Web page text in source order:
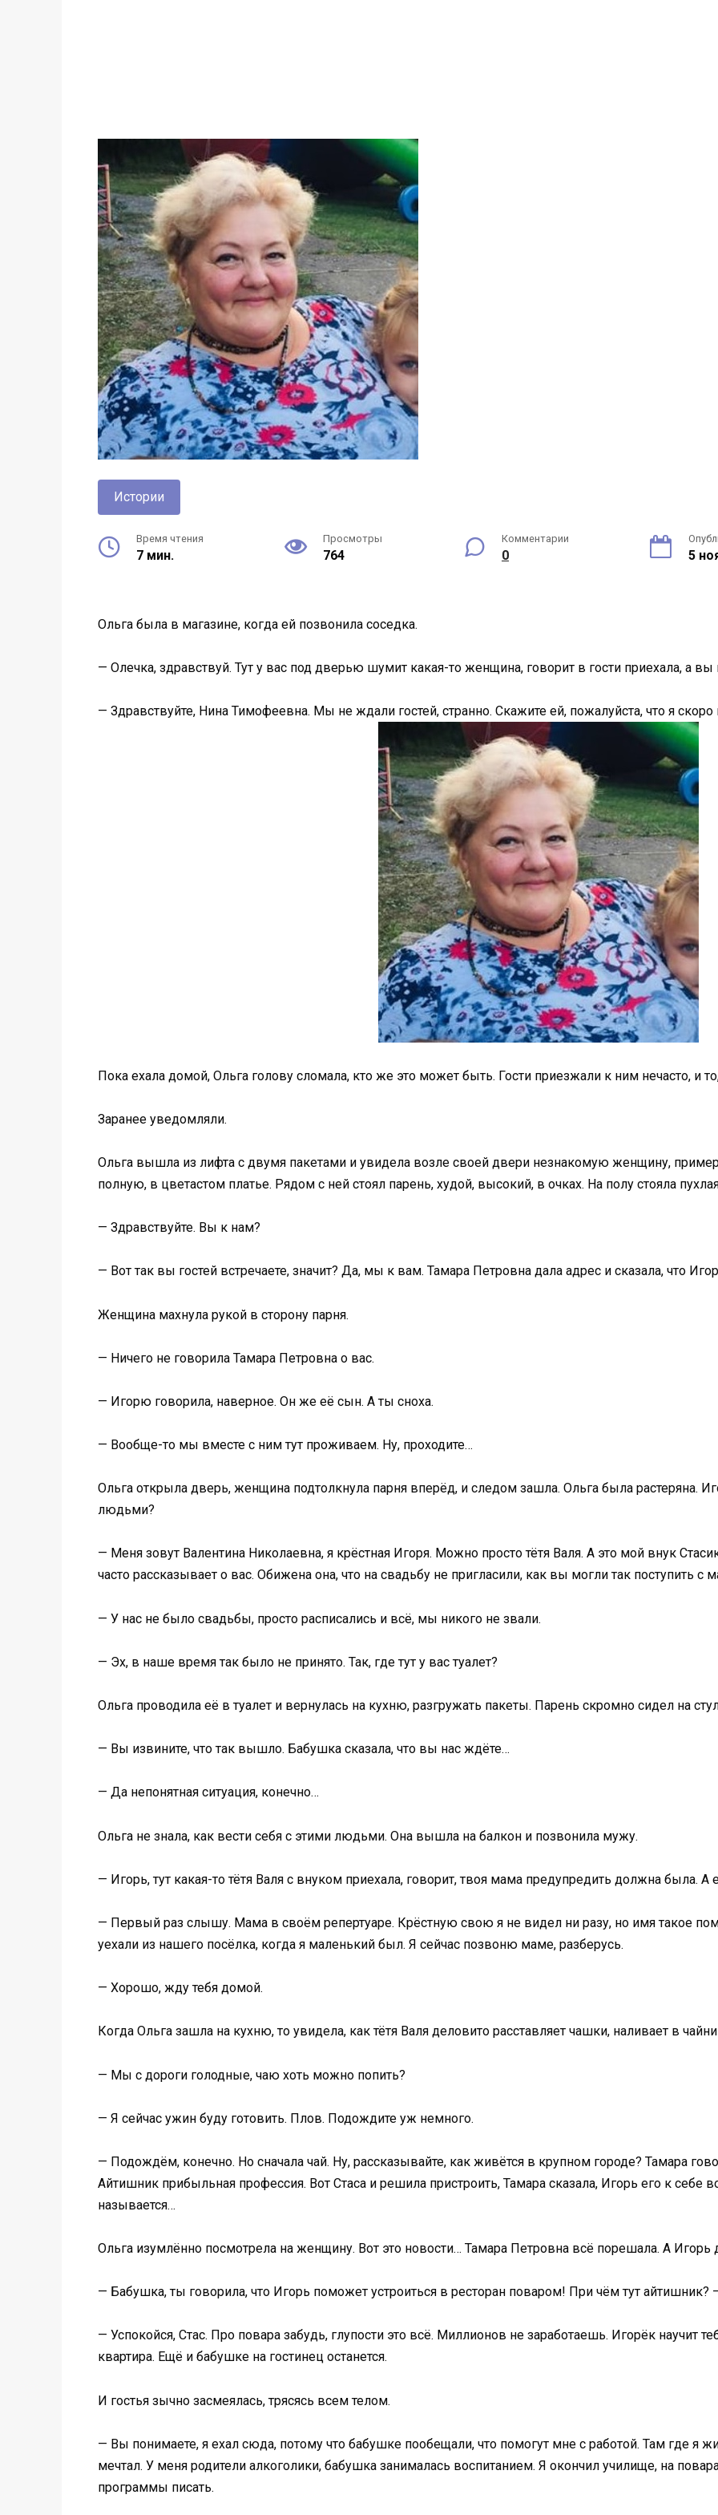
Истории
Время чтения
7 мин.
Просмотры
764
Комментарии
0 5
Ольга была в магазине, когда ей позвонила соседка.
— Олечка, здравствуй. Тут у вас под дверью шумит какая-то женщина, говорит в гости приехала, а вы
— Здравствуйте, Нина Тимофеевна. Мы не ждали гостей, странно. Скажите ей, пожалуйста, что я скоро
Пока ехала домой, Ольга голову сломала, кто же это может быть. Гости приезжали к ним нечасто, и
Заранее уведомляли.
Ольга вышла из лифта с двумя пакетами и увидела возле своей двери незнакомую женщину,
полную, в цветастом платье. Рядом с ней стоял парень, худой, высокий, в очках. На полу стояла
— Здравствуйте. Вы к нам?
— Вот так вы гостей встречаете, значит? Да, мы к вам. Тамара Петровна дала адрес и сказала, что
Женщина махнула рукой в сторону парня.
— Ничего не говорила Тамара Петровна о вас.
— Игорю говорила, наверное. Он же её сын. А ты сноха.
— Вообще-то мы вместе с ним тут проживаем. Ну, проходите…
Ольга открыла дверь, женщина подтолкнула парня вперёд, и следом зашла. Ольга была растеряна.
людьми?
— Меня зовут Валентина Николаевна, я крёстная Игоря. Можно просто тётя Валя. А это мой внук
часто рассказывает о вас. Обижена она, что на свадьбу не пригласили, как вы могли так поступить с
— У нас не было свадьбы, просто расписались и всё, мы никого не звали.
— Эх, в наше время так было не принято. Так, где тут у вас туалет?
Ольга проводила её в туалет и вернулась на кухню, разгружать пакеты. Парень скромно сидел на
— Вы извините, что так вышло. Бабушка сказала, что вы нас ждёте…
— Да непонятная ситуация, конечно…
Ольга не знала, как вести себя с этими людьми. Она вышла на балкон и позвонила мужу.
— Игорь, тут какая-то тётя Валя с внуком приехала, говорит, твоя мама предупредить должна была. А
— Первый раз слышу. Мама в своём репертуаре. Крёстную свою я не видел ни разу, но имя такое
уехали из нашего посёлка, когда я маленький был. Я сейчас позвоню маме, разберусь.
— Хорошо, жду тебя домой.
Когда Ольга зашла на кухню, то увидела, как тётя Валя деловито расставляет чашки, наливает в
— Мы с дороги голодные, чаю хоть можно попить?
— Я сейчас ужин буду готовить. Плов. Подождите уж немного.
— Подождём, конечно. Но сначала чай. Ну, рассказывайте, как живётся в крупном городе? Тамара
Айтишник прибыльная профессия. Вот Стаса и решила пристроить, Тамара сказала, Игорь его к себе
называется…
Ольга изумлённо посмотрела на женщину. Вот это новости… Тамара Петровна всё порешала. А Игорь
— Бабушка, ты говорила, что Игорь поможет устроиться в ресторан поваром! При чём тут айтишник?
— Успокойся, Стас. Про повара забудь, глупости это всё. Миллионов не заработаешь. Игорёк научит
квартира. Ещё и бабушке на гостинец останется.
И гостья зычно засмеялась, трясясь всем телом.
— Вы понимаете, я ехал сюда, потому что бабушке пообещали, что помогут мне с работой. Там где я
мечтал. У меня родители алкоголики, бабушка занималась воспитанием. Я окончил училище, на
программы писать.